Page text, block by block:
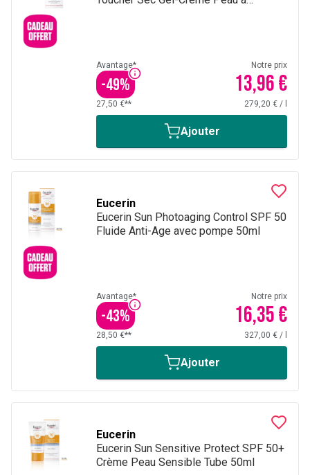
Avantage*
-49%
Notre prix
13,96 €
27,50 €** 279,20 € /
Ajouter
Eucerin
Eucerin Sun Photoaging Control SPF 50
Fluide Anti-Age avec pompe 50ml
Avantage*
-43%
Notre prix
16,35 €
28,50 €** 327,00 € /
Ajouter
Eucerin
Eucerin Sun Sensitive Protect SPF 50+
Crème Peau Sensible Tube 50ml